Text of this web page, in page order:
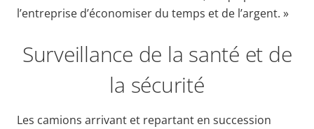
l’entreprise d’économiser du temps et de l’argent. »
Surveillance de la santé et de
la sécurité
Les camions arrivant et repartant en succession